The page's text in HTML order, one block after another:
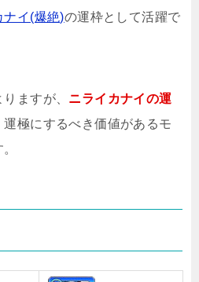
ナイ(爆絶)の運枠として活躍で
ますが、 ニライカナイの運
運極にするべき価値があるモ